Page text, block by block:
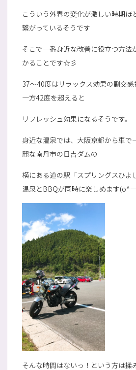
こういう外界の変化が激しい時期ほ
繋がっているそうです
そこで一番身近な改善に役立つ方法
かることです☆彡
37～40度はリラックス効果の副交感
一方42度を超えると
リフレッシュ効果になるそうです。
身近な温泉では、大阪京都から車で
麗な南丹市の日吉ダムの
横にある道の駅「スプリングスひよ
温泉とBBQが同時に楽しめます
そんな時間はないっ！という方は揉